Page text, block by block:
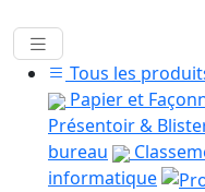
Tous les
Papier et
Présentoir &
bureau
informatique